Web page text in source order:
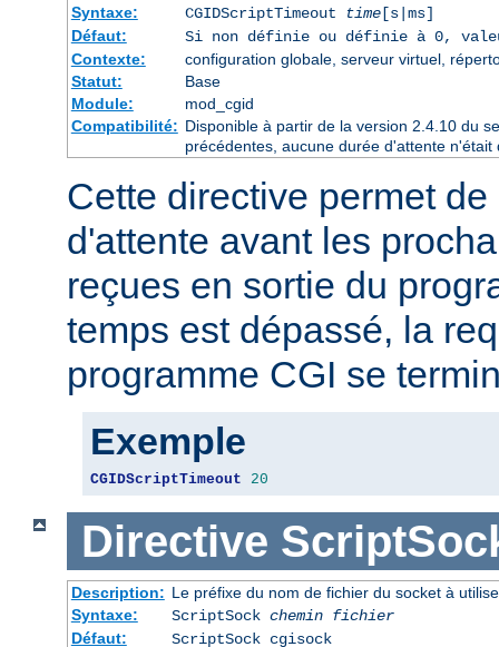
Syntaxe:
CGIDScriptTimeout time[s|ms]
Défaut:
Si non définie ou définie à 0,
Contexte:
configuration globale, serveur virtuel,
Statut:
Base
Module:
mod_cgid
Compatibilité: Disponible à partir de la version 2.4.10 du
précédentes, aucune durée d'attente n'était
Cette directive permet
d'attente avant les
reçues en sortie du
temps est dépassé, la
programme CGI se
Exemple
CGIDScriptTimeout 20
Directive
Description: Le préfixe du nom de fichier du socket à
Syntaxe:
ScriptSock chemin fichier
Défaut:
ScriptSock cgisock